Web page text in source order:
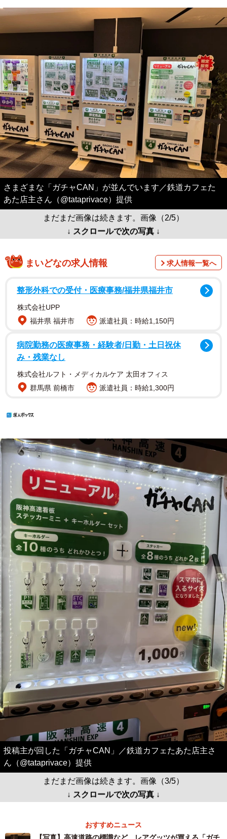
さまざまな「ガチャCAN」が並んでいます／鉄道カフェた
あた店主さん（@tataprivace）提供
まだまだ画像は続きます。画像（2/5）
↓ スクロールで次の写真 ↓
まいどなの求人情報 求人情報一覧へ
整形外科での受付・医療事務/福井県福井市
株式会社UPP
福井県 福井市
派遣社員：時給1,150円
病院勤務の医療事務・経験者/日勤・土日祝休
み・残業なし
株式会社ルフト・メディカルケア 太田オフィス
群馬県 前橋市
派遣社員：時給1,300円
投稿主が回した「ガチャCAN」／鉄道カフェたあた店主さ
ん（@tataprivace）提供
まだまだ画像は続きます。画像（3/5）
↓ スクロールで次の写真 ↓
おすすめニュース